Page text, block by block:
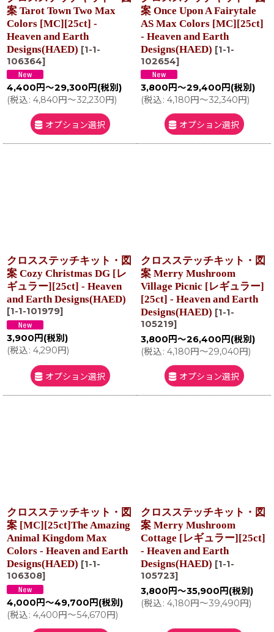
案 Tarot Town Two Max
Colors [MC][25ct] -
Heaven and Earth
Designs(HAED) [1-1-
106364]
4,400 円～29,300 円 (税別)
(税込: 4,840円～32,230円)
オプション選択
案 Once Upon A Fairytale
AS Max Colors [MC][25ct]
- Heaven and Earth
Designs(HAED) [1-1-
102654]
3,800 円～29,400 円 (税別)
(税込: 4,180円～32,340円)
オプション選択
クロスステッチキット・図
案 Cozy Christmas DG [レ
ギュラー][25ct] - Heaven
and Earth Designs(HAED)
[1-1-101979]
3,900 円 (税別)
(税込: 4,290円)
オプション選択
クロスステッチキット・図
案 Merry Mushroom
Village Picnic [レギュラー]
[25ct] - Heaven and Earth
Designs(HAED) [1-1-
105219]
3,800 円～26,400 円 (税別)
(税込: 4,180円～29,040円)
オプション選択
クロスステッチキット・図
案 [MC][25ct]The Amazing
Animal Kingdom Max
Colors - Heaven and Earth
Designs(HAED) [1-1-
106308]
4,000 円～49,700 円 (税別)
(税込: 4,400円～54,670円)
クロスステッチキット・図
案 Merry Mushroom
Cottage [レギュラー][25ct]
- Heaven and Earth
Designs(HAED) [1-1-
105723]
3,800 円～35,900 円 (税別)
(税込: 4,180円～39,490円)